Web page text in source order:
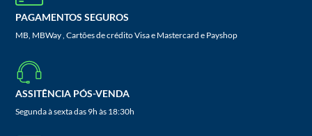
PAGAMENTOS SEGUROS
MB, MBWay , Cartões de crédito Visa e Mastercard e Payshop
ASSITÊNCIA PÓS-VENDA
Segunda à sexta das 9h às 18:30h